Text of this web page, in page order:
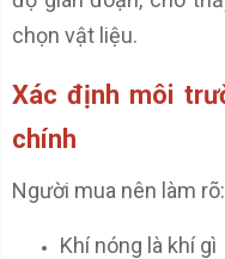
chọn vật liệu.
Xác định môi
chính
Người mua nên làm rõ:
Khí nóng là khí gì